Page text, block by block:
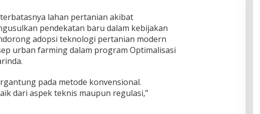
lahan pertanian akibat
pendekatan baru dalam kebijakan
adopsi teknologi pertanian modern
urban farming dalam program Optimalisasi
pada metode konvensional.
dari aspek teknis maupun regulasi,”